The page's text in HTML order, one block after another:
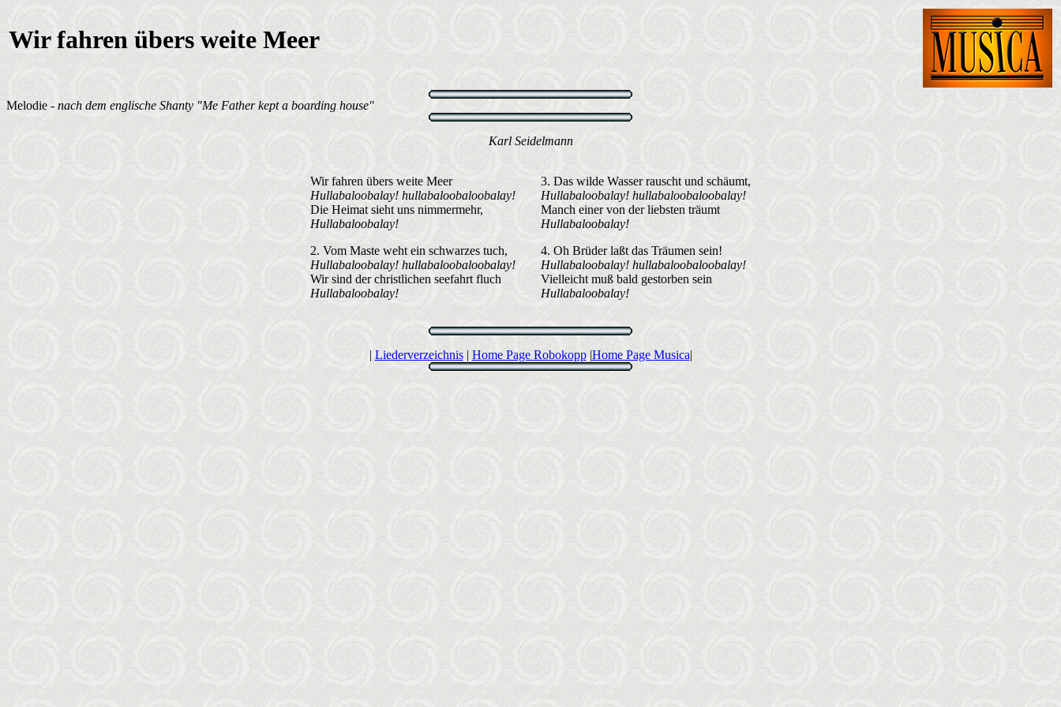
Wir fahren übers weite Meer
Melodie - nach dem englische Shanty "Me Father kept a boarding house"
Karl Seidelmann
Wir fahren übers weite Meer
Hullabaloobalay! hullabaloobaloobalay!
Die Heimat sieht uns nimmermehr,
Hullabaloobalay!
2. Vom Maste weht ein schwarzes tuch,
Hullabaloobalay! hullabaloobaloobalay!
Wir sind der christlichen seefahrt fluch
Hullabaloobalay!
3. Das wilde Wasser rauscht und schäumt,
Hullabaloobalay! hullabaloobaloobalay!
Manch einer von der liebsten träumt
Hullabaloobalay!
4. Oh Brüder laßt das Träumen sein!
Hullabaloobalay! hullabaloobaloobalay!
Vielleicht muß bald gestorben sein
Hullabaloobalay!
| Liederverzeichnis| Home Page Robokopp|Home Page Musica|